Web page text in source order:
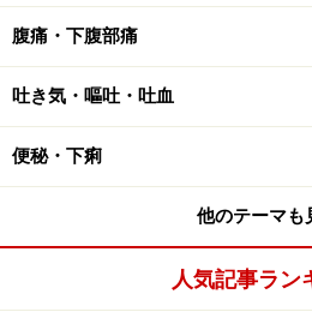
め、両方の値をみることで胃の
ロリ菌に感染して胃粘膜が萎縮
低下します。詳しい検診の結果
の低下と書いてあります。ペプ
れば、ペプシノゲン検査の結果
余談ですが、ペプシノゲンが変
腹痛・下腹部痛
吐き気・嘔吐・吐血
便秘・下痢
他のテーマも
人気記事ラン